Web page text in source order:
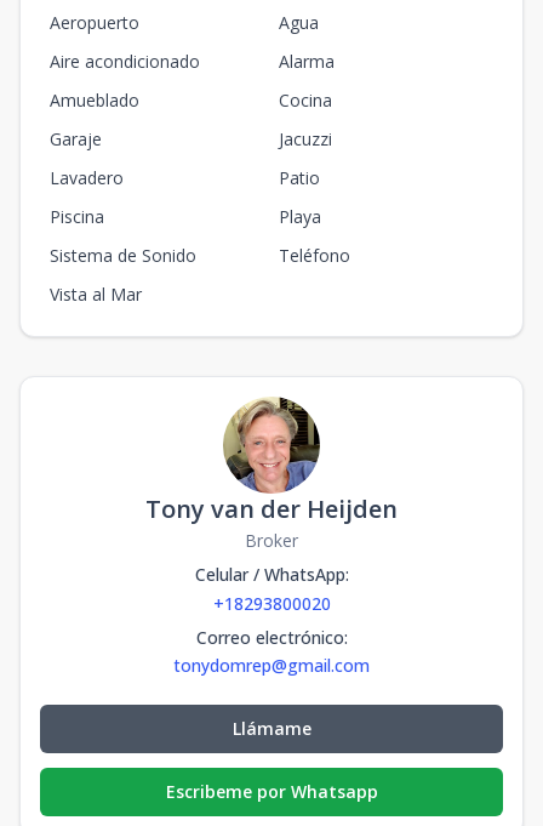
Aeropuerto
Agua
Aire acondicionado
Alarma
Amueblado
Cocina
Garaje
Jacuzzi
Lavadero
Patio
Piscina
Playa
Sistema de Sonido
Teléfono
Vista al Mar
Tony van der Heijden
Broker
Celular / WhatsApp:
+18293800020
Correo electrónico:
tonydomrep@gmail.com
Llámame
Escribeme por Whatsapp